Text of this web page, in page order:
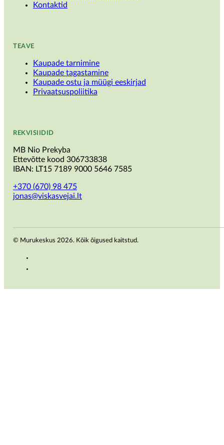
Kontaktid
TEAVE
Kaupade tarnimine
Kaupade tagastamine
Kaupade ostu ja müügi eeskirjad
Privaatsuspoliitika
REKVISIIDID
MB Nio Prekyba
Ettevõtte kood 306733838
IBAN: LT15 7189 9000 5646 7585
+370 (670) 98 475
jonas@viskasvejai.lt
© Murukeskus 2026. Kõik õigused kaitstud.